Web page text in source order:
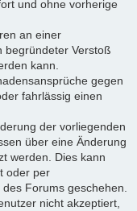
und ohne vorherige
an einer
begründeter Verstoß
kann.
gegen
fahrlässig einen
der vorliegenden
über eine Änderung
werden. Dies kann
oder per
Forums geschehen.
nicht akzeptiert,